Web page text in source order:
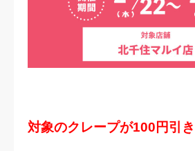
対象のクレープが100円引き